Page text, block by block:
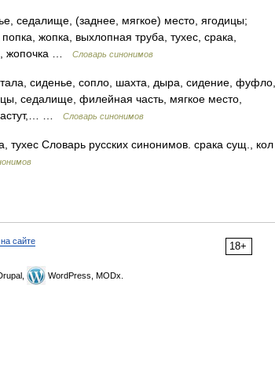
седалище, (заднее, мягкое) место, ягодицы;
жопка, выхлопная труба, тухес, срака,
жопочка …
Словарь синонимов
сиденье, сопло, шахта, дыра, сидение, фуфло,
седалище, филейная часть, мягкое место,
…
Словарь синонимов
Словарь русских синонимов. срака сущ., кол
18+
сайте
WordPress, MODx.